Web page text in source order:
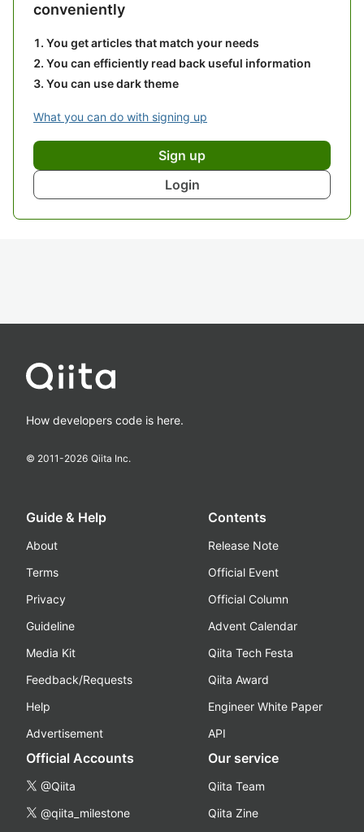
conveniently
You get articles that match your needs
You can efficiently read back useful information
You can use dark theme
What you can do with signing up
Sign up
Login
How developers code is here.
© 2011-2026 Qiita Inc.
Guide & Help
About
Terms
Privacy
Guideline
Media Kit
Feedback/Requests
Help
Advertisement
Contents
Release Note
Official Event
Official Column
Advent Calendar
Qiita Tech Festa
Qiita Award
Engineer White Paper
API
Official Accounts
@Qiita
@qiita_milestone
Our service
Qiita Team
Qiita Zine